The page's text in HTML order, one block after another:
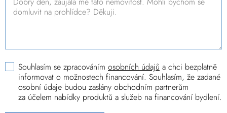
Souhlasím se zpracováním osobních údajů a chci bezplatně
informovat o možnostech financování. Souhlasím, že zadané
osobní údaje budou zaslány obchodním partnerům
za účelem nabídky produktů a služeb na financování bydlení.